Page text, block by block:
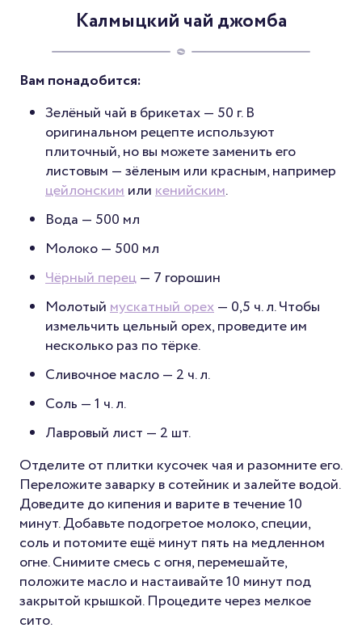
Калмыцкий чай джомба
Вам понадобится:
Зелёный чай в брикетах — 50 г. В
оригинальном рецепте используют
плиточный, но вы можете заменить его
листовым — зёленым или красным, например
цейлонскимиликенийским.
Вода — 500 мл
Молоко — 500 мл
Чёрный перец— 7 горошин
Молотыймускатный орех— 0,5 ч. л. Чтобы
измельчить цельный орех, проведите им
несколько раз по тёрке.
Сливочное масло — 2 ч. л.
Соль — 1 ч. л.
Лавровый лист — 2 шт.
Отделите от плитки кусочек чая и разомните его.
Переложите заварку в сотейник и залейте водой.
Доведите до кипения и варите в течение 10
минут. Добавьте подогретое молоко, специи,
соль и потомите ещё минут пять на медленном
огне. Снимите смесь с огня, перемешайте,
положите масло и настаивайте 10 минут под
закрытой крышкой. Процедите через мелкое
сито.